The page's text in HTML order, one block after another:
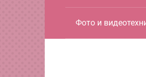
Фото и